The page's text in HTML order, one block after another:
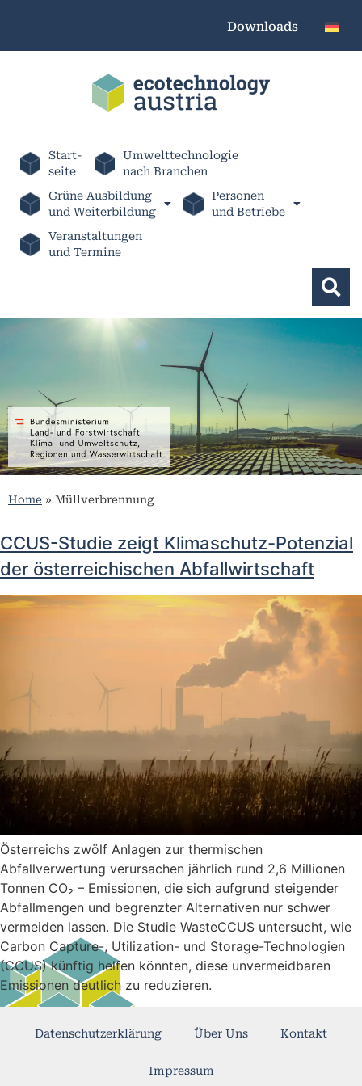
Downloads
Start-
seite
Umwelttechnologie
nach Branchen
Grüne Ausbildung
und Weiterbildung
Personen
und Betriebe
Veranstaltungen
und Termine
Home » Müllverbrennung
CCUS-Studie zeigt Klimaschutz-Potenzial
der österreichischen Abfallwirtschaft
Österreichs zwölf Anlagen zur thermischen
Abfallverwertung verursachen jährlich rund 2,6 Millionen
Tonnen CO₂ – Emissionen, die sich aufgrund steigender
Abfallmengen und begrenzter Alternativen nur schwer
vermeiden lassen. Die Studie WasteCCUS untersucht, wie
Carbon Capture-, Utilization- und Storage-Technologien
(CCUS) künftig helfen könnten, diese unvermeidbaren
Emissionen deutlich zu reduzieren.
Datenschutzerklärung Über Uns Kontakt
Impressum